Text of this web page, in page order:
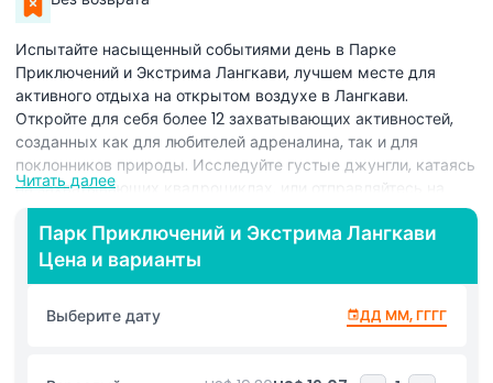
Испытайте насыщенный событиями день в Парке
Приключений и Экстрима Лангкави, лучшем месте для
активного отдыха на открытом воздухе в Лангкави.
Откройте для себя более 12 захватывающих активностей,
созданных как для любителей адреналина, так и для
поклонников природы. Исследуйте густые джунгли, катаясь
на захватывающих квадроциклах, или отправляйтесь на
уникальную прогулку на лошадях по джунглям.
Почувствуйте, как учащается сердце, когда вы летите на
зиплайне Flying Fox, или бросьте вызов друзьям в азартных
гонках на гоночных картах на нашей профессиональной
трассе. Оттачивайте навыки в пейнтболе и соревнованиях
по стрельбе из лука, которые добавляют острых ощущений
Motion Cinema для незабываемого приключения. Не
Читать далее
Парк Приключений и Экстрима Лангкави
Цена и варианты
Выберите дату ДД ММ, ГГГГ